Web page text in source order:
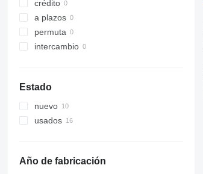
crédito
a plazos
permuta
intercambio
Estado
nuevo
usados
Año de fabricación